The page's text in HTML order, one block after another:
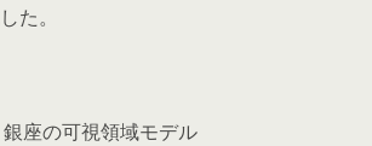
た。
銀座の可視領域モデル